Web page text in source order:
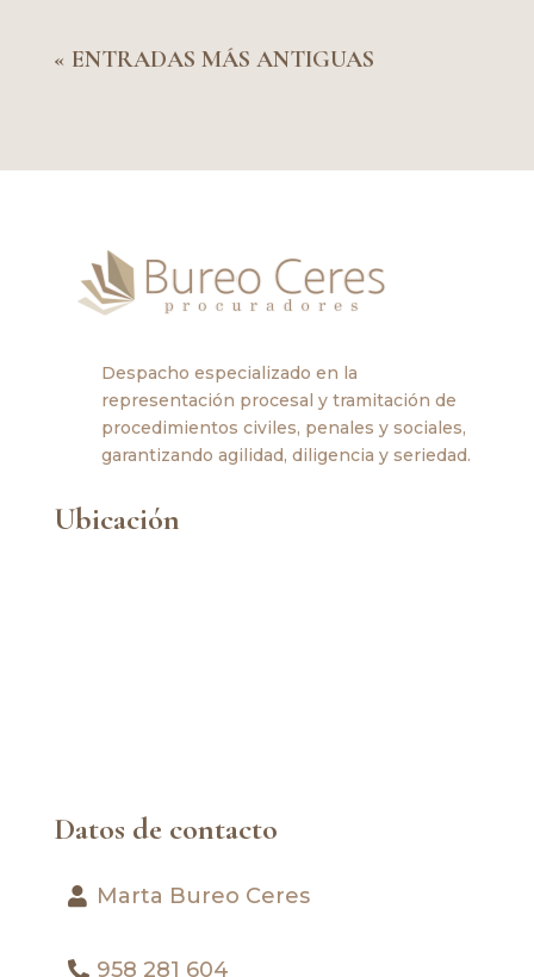
« ENTRADAS MÁS ANTIGUAS
Despacho especializado en la
representación procesal y tramitación de
procedimientos civiles, penales y sociales,
garantizando agilidad, diligencia y seriedad.
Ubicación
Datos de contacto
Marta Bureo Ceres
958 281 604